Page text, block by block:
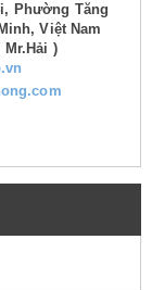
Phường Tăng
Việt Nam
Mr.Hải )